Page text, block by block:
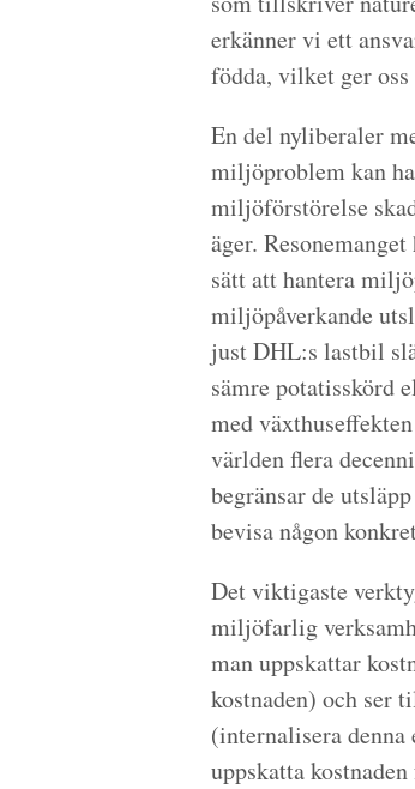
erkänner vi ett
födda, vilket ger
En del nyliberaler
miljöproblem kan
miljöförstörelse
äger.
sätt att hantera
miljöpåverkande
just DHL:s lastbil
sämre potatisskörd
med
världen flera
begränsar de
bevisa någon
Det viktigaste
miljöfarlig
man uppskattar
kostnaden) och ser
(internalisera
uppskatta